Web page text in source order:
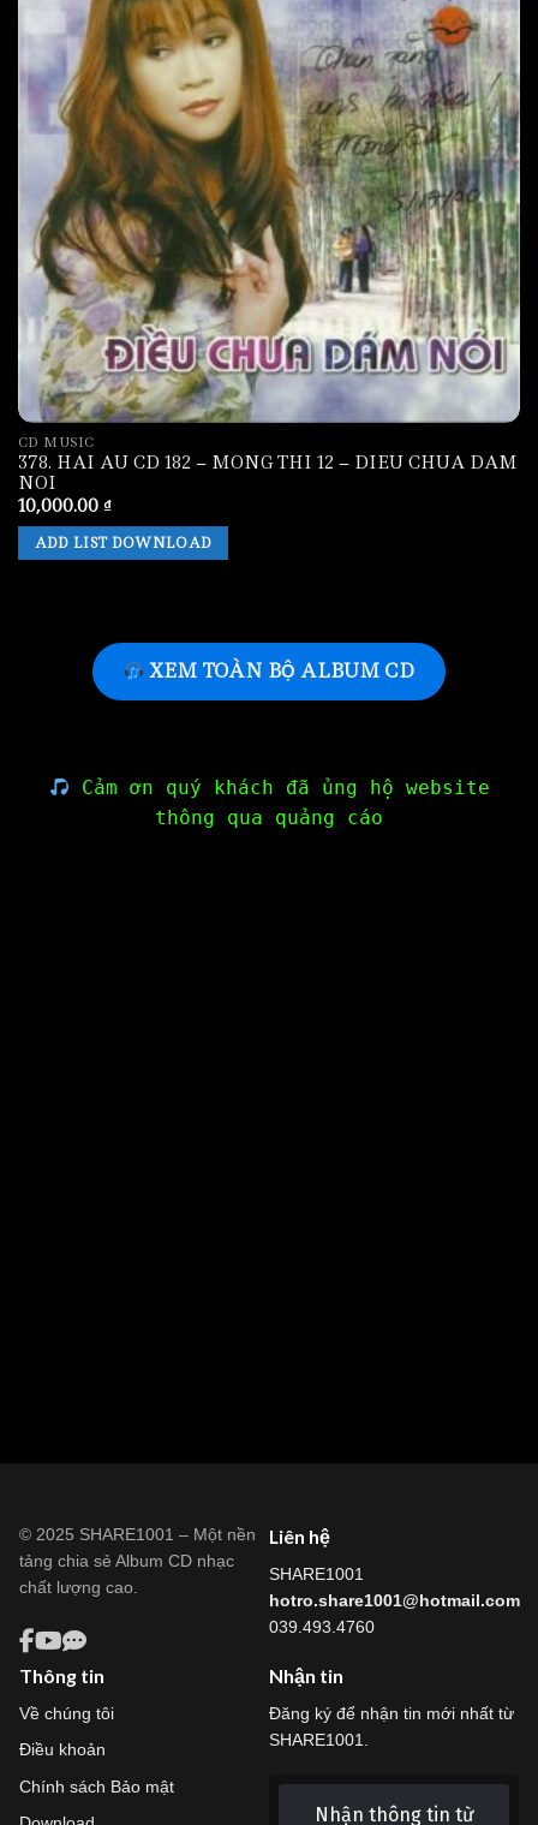
CD MUSIC
378. HAI AU CD 182 – MONG THI 12 – DIEU CHUA DAM
NOI
10,000.00 ₫
ADD LIST DOWNLOAD
XEM TOÀN BỘ ALBUM CD
Cảm ơn quý khách đã ủng hộ website
thông qua quảng cáo
© 2025 SHARE1001 – Một nền
tảng chia sẻ Album CD nhạc
chất lượng cao.
Liên hệ
SHARE1001
hotro.share1001@hotmail.com
039.493.4760
Thông tin
Về chúng tôi
Điều khoản
Chính sách Bảo mật
Nhận tin
Đăng ký để nhận tin mới nhất từ
SHARE1001.
Nhận thông tin từ